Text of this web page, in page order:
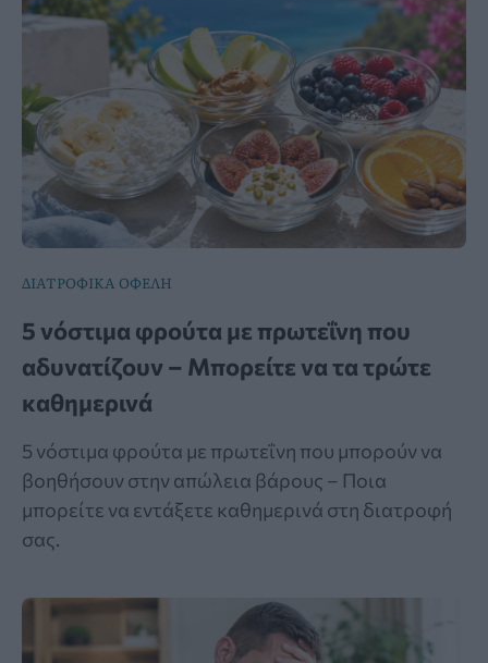
ΔΙΑΤΡΟΦΙΚΑ ΟΦΕΛΗ
5 νόστιμα φρούτα με πρωτεΐνη που
αδυνατίζουν – Μπορείτε να τα τρώτε
καθημερινά
5 νόστιμα φρούτα με πρωτεΐνη που μπορούν να
βοηθήσουν στην απώλεια βάρους – Ποια
μπορείτε να εντάξετε καθημερινά στη διατροφή
σας.